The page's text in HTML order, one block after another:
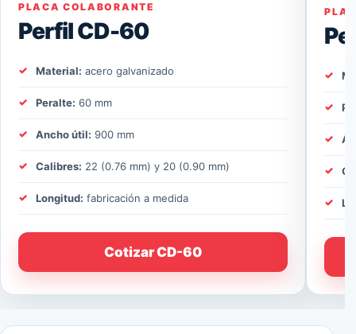
PLACA COLABORANTE
Perfil CD-60
Material: acero galvanizado
Peralte: 60 mm
Ancho útil: 900 mm
Calibres: 22 (0.76 mm) y 20 (0.90 mm)
Longitud: fabricación a medida
Cotizar CD-60